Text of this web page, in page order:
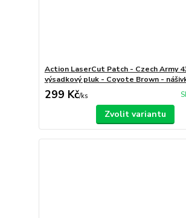
Action LaserCut Patch - Czech Army
výsadkový pluk - Coyote Brown -
299 Kč/ks
Zvolit variantu